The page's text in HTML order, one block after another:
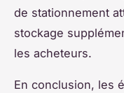
de stationnement
stockage
les acheteurs.
En conclusion, les